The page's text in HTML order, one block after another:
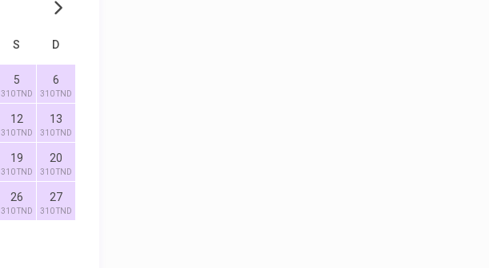
S D
5
310 TND
6
310 TND
12
310 TND
13
310 TND
19
310 TND
20
310 TND
26
310 TND
27
310 TND